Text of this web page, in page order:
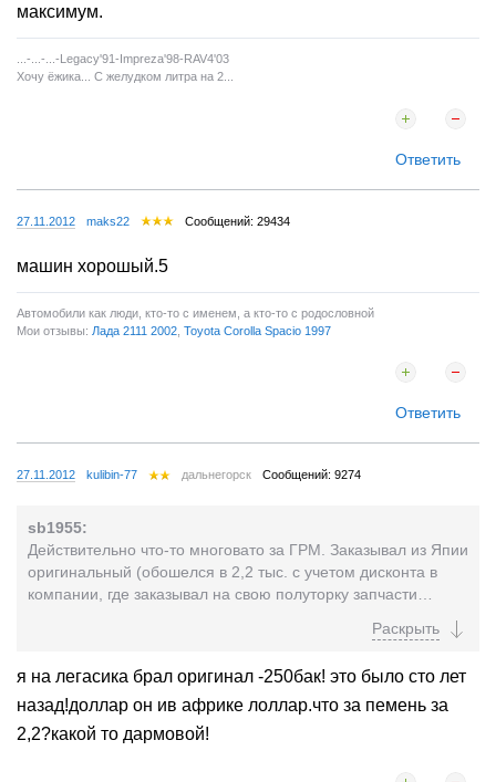
максимум.
...-...-...-Legaсy'91-Impreza'98-RAV4'03
Хочу ёжика... С желудком литра на 2...
Ответить
27.11.2012 maks22 Сообщений: 29434
машин хорошый.5
Автомобили как люди, кто-то с именем, а кто-то с родословной
Мои отзывы: Лада 2111 2002 Toyota Corolla Spacio 1997
Ответить
27.11.2012 kulibin-77 дальнегорск Сообщений: 9274
sb1955:
Действительно что-то многовато за ГРМ. Заказывал из Япии
оригинальный (обошелся в 2,2 тыс. с учетом дисконта в
компании, где заказывал на свою полуторку запчасти
геморроя (кроме проблемки с откручиванием болтов
плавали в соленой водице) за час неспешной работы с
выставкой меток и прочей лабуды. Правда, было это года
четыре назад, с учетом роста цен на сегодня обошлось бы
около 5 тыс максимум.
я на легасика брал оригинал -250бак! это было сто лет
назад!доллар он ив африке лоллар.что за пемень за
2,2?какой то дармовой!